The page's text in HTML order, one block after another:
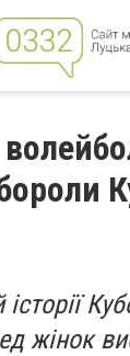
жінок